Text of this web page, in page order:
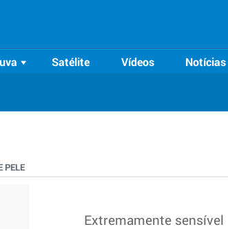
Satélite Vídeos Notícias
PELE
Extremamente sensível